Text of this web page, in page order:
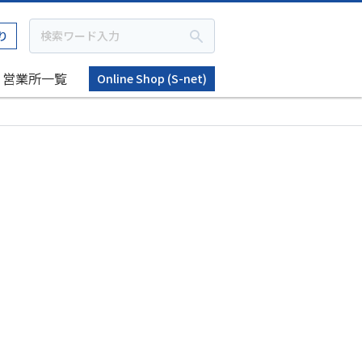
営業所一覧
Online Shop (S-net)